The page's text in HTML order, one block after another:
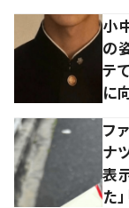
小
の
テ
に
フ
ナ
表
た